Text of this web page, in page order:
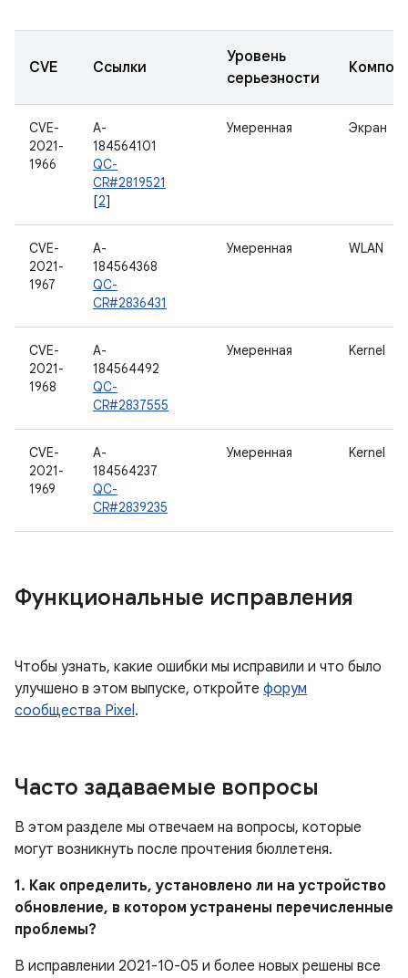
CVE Ссылки
Уровень
серьезности
CVE-
2021-
1966
A-
184564101
QC-
CR#2819521
[2]
Умеренная Экран
CVE-
2021-
1967
A-
184564368
QC-
CR#2836431
Умеренная WLAN
CVE-
2021-
1968
A-
184564492
QC-
CR#2837555
Умеренная Kernel
CVE-
2021-
1969
A-
184564237
QC-
CR#2839235
Умеренная Kernel
Функциональные исправления
Чтобы узнать, какие ошибки мы исправили и что было
улучшено в этом выпуске, откройте форум
сообщества Pixel.
Часто задаваемые вопросы
В этом разделе мы отвечаем на вопросы, которые
могут возникнуть после прочтения бюллетеня.
1. Как определить, установлено ли на устройство
обновление, в котором устранены перечисленные
проблемы?
В исправлении 2021-10-05 и более новых решены все